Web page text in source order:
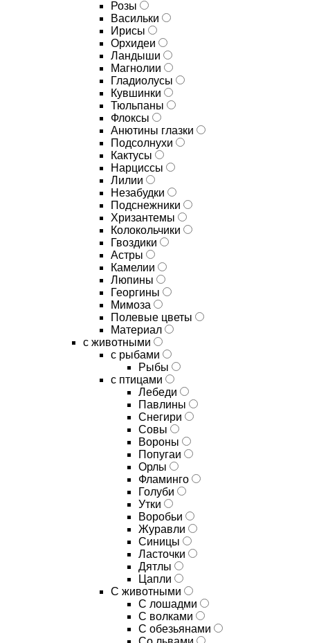
Розы
Васильки
Ирисы
Орхидеи
Ландыши
Магнолии
Гладиолусы
Кувшинки
Тюльпаны
Флоксы
Анютины глазки
Подсолнухи
Кактусы
Нарциссы
Лилии
Незабудки
Подснежники
Хризантемы
Колокольчики
Гвоздики
Астры
Камелии
Люпины
Георгины
Мимоза
Полевые цветы
Материал
с животными
с рыбами
Рыбы
с птицами
Лебеди
Павлины
Снегири
Совы
Вороны
Попугаи
Орлы
Фламинго
Голуби
Утки
Воробьи
Журавли
Синицы
Ласточки
Дятлы
Цапли
С животными
С лошадми
С волками
С обезьянами